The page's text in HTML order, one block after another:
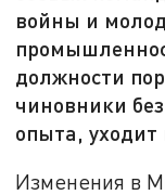
войны и
должности
чиновники
опыта,
Изменения в